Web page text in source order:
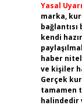
Yasal
marka,
kendi
haber
ve kişiler
Gerçek
tamamen
halindedir